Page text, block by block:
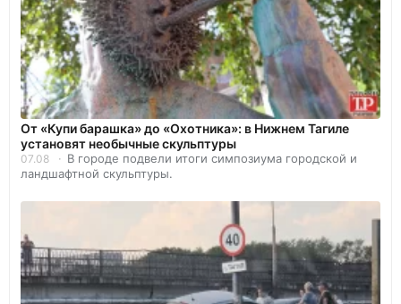
От «Купи барашка» до «Охотника»: в Нижнем Тагиле
установят необычные скульптуры
07.08
В городе подвели итоги симпозиума городской и
ландшафтной скульптуры.